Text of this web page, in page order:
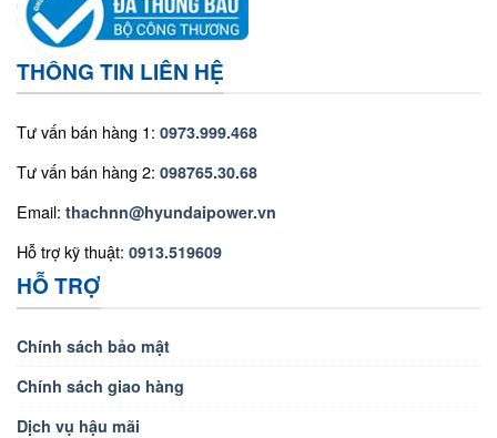
THÔNG TIN LIÊN HỆ
Tư vấn bán hàng 1: 0973.999.468
Tư vấn bán hàng 2: 098765.30.68
Email: thachnn@hyundaipower.vn
Hỗ trợ kỹ thuật: 0913.519609
HỖ TRỢ
Chính sách bảo mật
Chính sách giao hàng
Dịch vụ hậu mãi